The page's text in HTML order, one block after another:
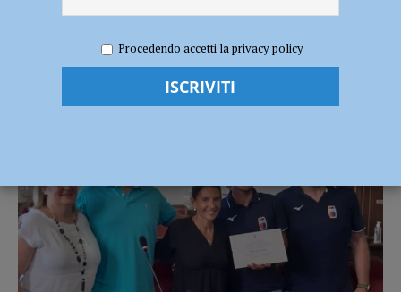
Procedendo accetti la privacy policy